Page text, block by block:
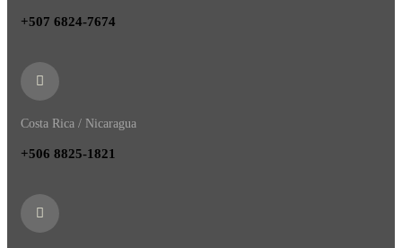
+507 6824-7674
Costa Rica / Nicaragua
+506 8825-1821